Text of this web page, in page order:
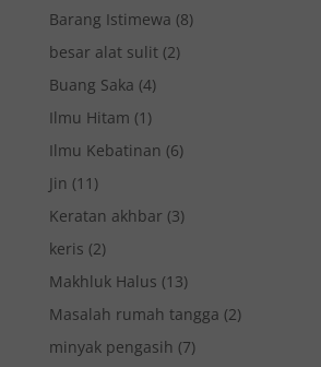
Barang Istimewa (8)
besar alat sulit(2)
Buang Saka (4)
Ilmu Hitam (1)
Ilmu Kebatinan (6)
Jin (11)
Keratan akhbar (3)
keris (2)
Makhluk Halus (13)
Masalah rumah tangga (2)
minyak pengasih (7)